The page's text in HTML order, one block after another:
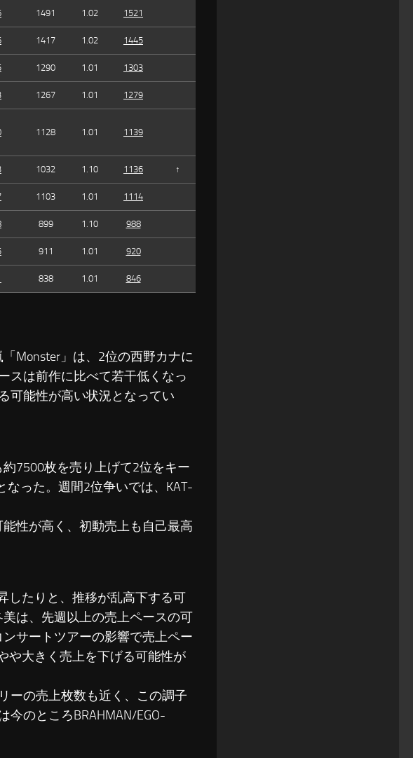
1491 1.02 1521
1417 1.02 1445
1290 1.01 1303
1267 1.01 1279
1128 1.01 1139
1032 1.10 1136 ↑
1103 1.01 1114
899 1.10 988
911 1.01 920
838 1.01 846
Monster」は、2位の西野カナに
スは前作に比べて若干低くなっ
可能性が高い状況となってい
7500枚を売り上げて2位をキー
った。週間2位争いでは、KAT-
性が高く、初動売上も自己最高
したりと、推移が乱高下する可
は、先週以上の売上ペースの可
サートツアーの影響で売上ペー
や大きく売上を下げる可能性が
ーの売上枚数も近く、この調子
のところBRAHMAN/EGO-